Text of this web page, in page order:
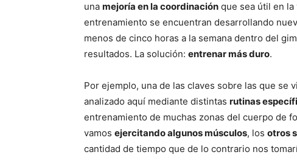
una mejoría en la coordinación que sea útil en
entrenamiento se encuentran desarrollando
menos de cinco horas a la semana dentro del
resultados. La solución: entrenar más duro.
Por ejemplo, una de las claves sobre las que se
analizado aquí mediante distintas rutinas
entrenamiento de muchas zonas del cuerpo de
vamos ejercitando algunos músculos, los otros
cantidad de tiempo que de lo contrario nos